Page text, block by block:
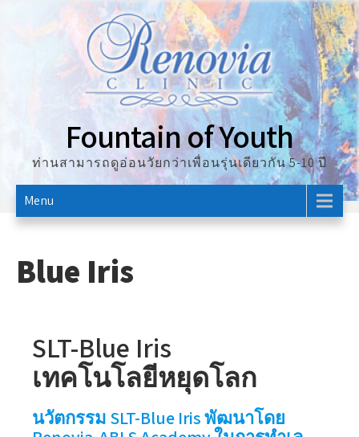
Fountain of Youth
ท่านสามารถดูอ่อนวัยกว่าเพื่อนรุ่นเดียวกัน 5-10 ปี
Menu
Blue Iris
SLT-Blue Iris
เทคโนโลยีหยุดโลก
นวัตกรรม SLT-Blue Iris พัฒนาโดย